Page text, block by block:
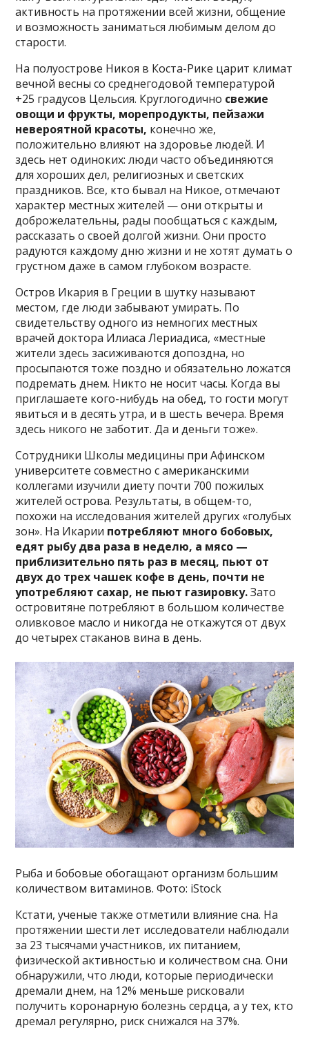
активность на протяжении всей жизни, общение
и возможность заниматься любимым делом до
старости.
На полуострове Никоя в Коста-Рике царит климат
вечной весны со среднегодовой температурой
+25 градусов Цельсия. Круглогодично свежие
овощи и фрукты, морепродукты, пейзажи
невероятной красоты, конечно же,
положительно влияют на здоровье людей. И
здесь нет одиноких: люди часто объединяются
для хороших дел, религиозных и светских
праздников. Все, кто бывал на Никое, отмечают
характер местных жителей — они открыты и
доброжелательны, рады пообщаться с каждым,
рассказать о своей долгой жизни. Они просто
радуются каждому дню жизни и не хотят думать о
грустном даже в самом глубоком возрасте.
Остров Икария в Греции в шутку называют
местом, где люди забывают умирать. По
свидетельству одного из немногих местных
врачей доктора Илиаса Лериадиса, «местные
жители здесь засиживаются допоздна, но
просыпаются тоже поздно и обязательно ложатся
подремать днем. Никто не носит часы. Когда вы
приглашаете кого-нибудь на обед, то гости могут
явиться и в десять утра, и в шесть вечера. Время
здесь никого не заботит. Да и деньги тоже».
Сотрудники Школы медицины при Афинском
университете совместно с американскими
коллегами изучили диету почти 700 пожилых
жителей острова. Результаты, в общем-то,
похожи на исследования жителей других «голубых
зон». На Икарии потребляют много бобовых,
едят рыбу два раза в неделю, а мясо —
приблизительно пять раз в месяц, пьют от
двух до трех чашек кофе в день, почти не
употребляют сахар, не пьют газировку.Зато
островитяне потребляют в большом количестве
оливковое масло и никогда не откажутся от двух
до четырех стаканов вина в день.
Рыба и бобовые обогащают организм большим
количеством витаминов. Фото: iStock
Кстати, ученые также отметили влияние сна. На
протяжении шести лет исследователи наблюдали
за 23 тысячами участников, их питанием,
физической активностью и количеством сна. Они
обнаружили, что люди, которые периодически
дремали днем, на 12% меньше рисковали
получить коронарную болезнь сердца, а у тех, кто
дремал регулярно, риск снижался на 37%.